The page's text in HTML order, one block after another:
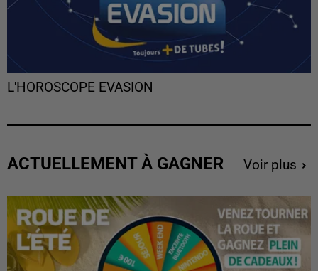
L'HOROSCOPE EVASION
ACTUELLEMENT À GAGNER Voir plus